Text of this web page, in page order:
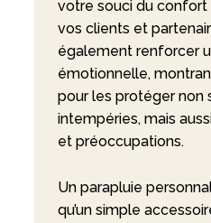
votre souci du
vos clients et
également renforcer
émotionnelle,
pour les protéger non
intempéries, mais
et préoccupations.
Un parapluie
qu’un simple